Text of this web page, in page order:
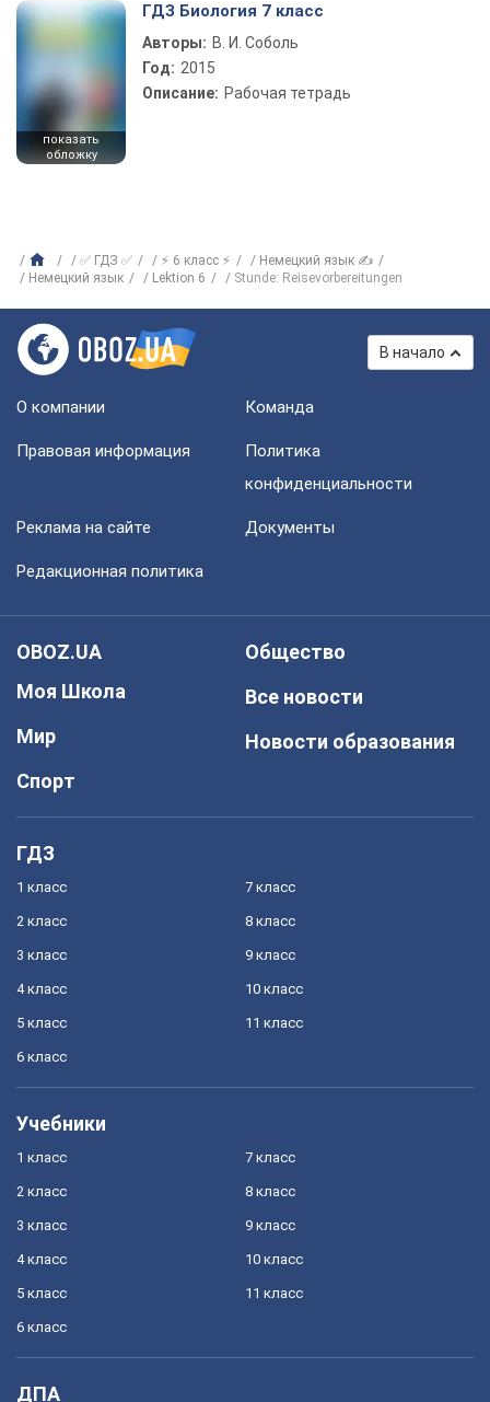
показать
обложку
ГДЗ Биология 7 класс
Авторы: В. И. Соболь
Год: 2015
Описание: Рабочая тетрадь
✅ ГДЗ ✅ ⚡ 6 класс ⚡
Немецкий язык ✍
Немецкий язык
Lektion 6 Stunde: Reisevorbereitungen
В начало
О компании Команда
Правовая информация
Политика
конфиденциальности
Реклама на сайте Документы
Редакционная политика
OBOZ.UA
Моя Школа
Мир
Спорт
Общество
Все новости
Новости образования
ГДЗ
1 класс
2 класс
3 класс
4 класс
5 класс
6 класс
7 класс
8 класс
9 класс
10 класс
11 класс
Учебники
1 класс
2 класс
3 класс
4 класс
5 класс
6 класс
7 класс
8 класс
9 класс
10 класс
11 класс
ДПА